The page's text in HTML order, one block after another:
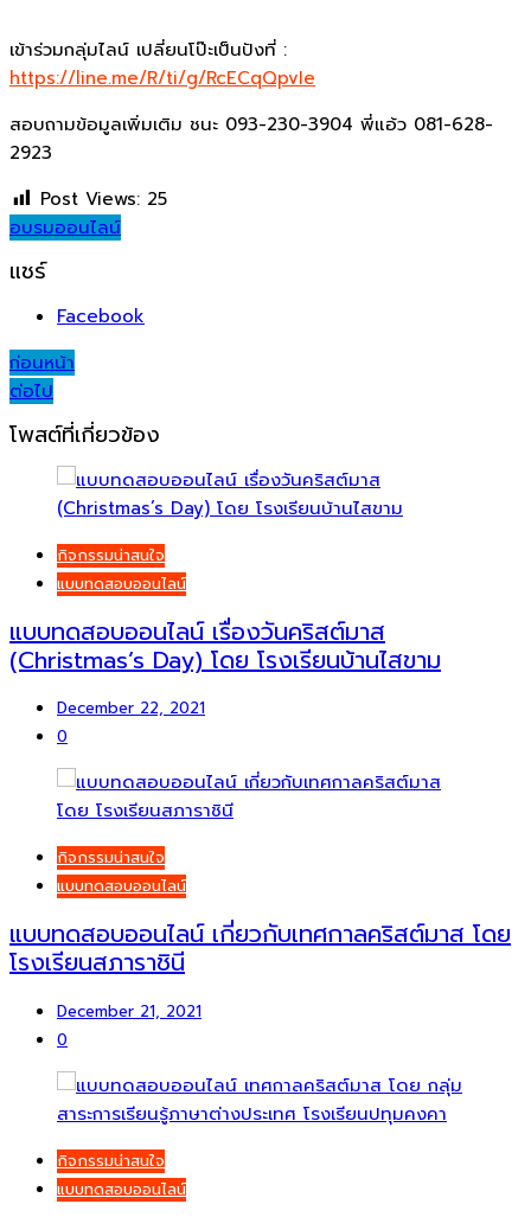
เข้าร่วมกลุ่มไลน์ เปลี่ยนโป๊ะเป็นปังที่ :
https://line.me/R/ti/g/RcECqQpvIe
สอบถามข้อมูลเพิ่มเติม ชนะ 093-230-3904 พี่แอ้ว 081-628-
2923
Post Views: 25
อบรมออนไลน์
แชร์
Facebook
Post
navigation
ก่อนหน้า
ต่อไป
โพสต์ที่เกี่ยวข้อง
กิจกรรมน่าสนใจ
แบบทดสอบออนไลน์
แบบทดสอบออนไลน์ เรื่องวันคริสต์มาส
(Christmas’s Day) โดย โรงเรียนบ้านไสขาม
December 22, 2021
0
กิจกรรมน่าสนใจ
แบบทดสอบออนไลน์
แบบทดสอบออนไลน์ เกี่ยวกับเทศกาลคริสต์มาส โดย
โรงเรียนสภาราชินี
December 21, 2021
0
กิจกรรมน่าสนใจ
แบบทดสอบออนไลน์